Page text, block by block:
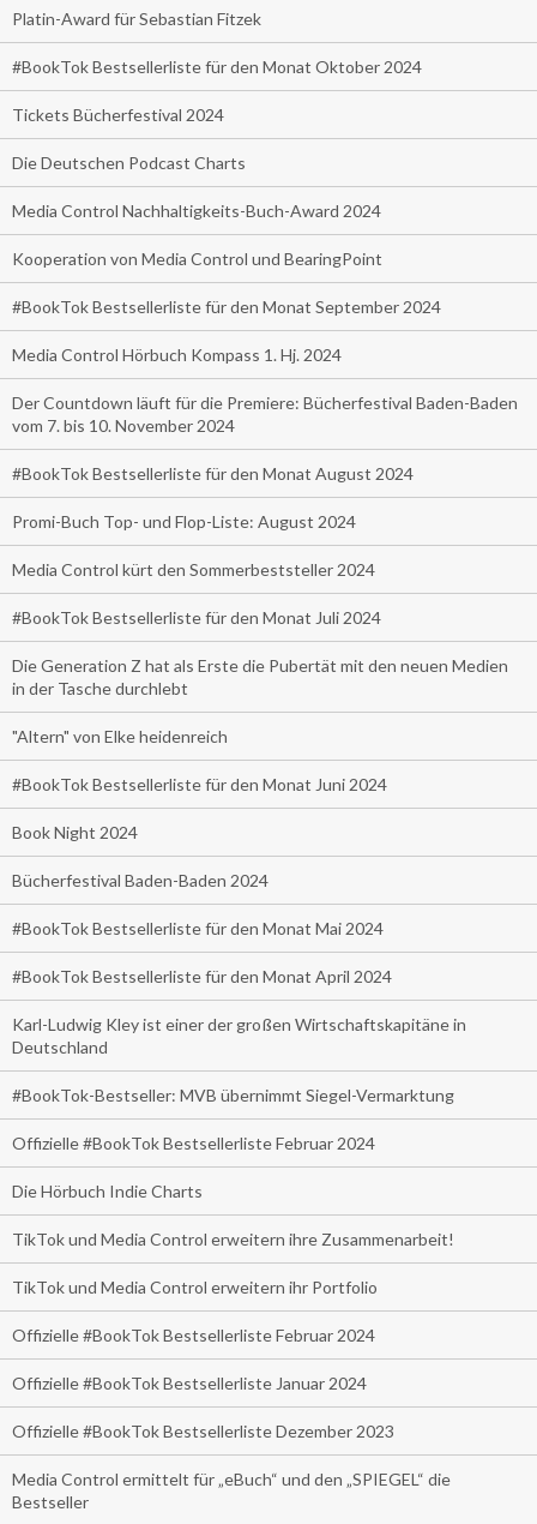
Platin-Award für Sebastian Fitzek
#BookTok Bestsellerliste für den Monat Oktober 2024
Tickets Bücherfestival 2024
Die Deutschen Podcast Charts
Media Control Nachhaltigkeits-Buch-Award 2024
Kooperation von Media Control und BearingPoint
#BookTok Bestsellerliste für den Monat September 2024
Media Control Hörbuch Kompass 1. Hj. 2024
Der Countdown läuft für die Premiere: Bücherfestival Baden-Baden
vom 7. bis 10. November 2024
#BookTok Bestsellerliste für den Monat August 2024
Promi-Buch Top- und Flop-Liste: August 2024
Media Control kürt den Sommerbeststeller 2024
#BookTok Bestsellerliste für den Monat Juli 2024
Die Generation Z hat als Erste die Pubertät mit den neuen Medien
in der Tasche durchlebt
"Altern" von Elke heidenreich
#BookTok Bestsellerliste für den Monat Juni 2024
Book Night 2024
Bücherfestival Baden-Baden 2024
#BookTok Bestsellerliste für den Monat Mai 2024
#BookTok Bestsellerliste für den Monat April 2024
Karl-Ludwig Kley ist einer der großen Wirtschaftskapitäne in
Deutschland
#BookTok-Bestseller: MVB übernimmt Siegel-Vermarktung
Offizielle #BookTok Bestsellerliste Februar 2024
Die Hörbuch Indie Charts
TikTok und Media Control erweitern ihre Zusammenarbeit!
TikTok und Media Control erweitern ihr Portfolio
Offizielle #BookTok Bestsellerliste Februar 2024
Offizielle #BookTok Bestsellerliste Januar 2024
Offizielle #BookTok Bestsellerliste Dezember 2023
Media Control ermittelt für „eBuch“ und den „SPIEGEL“ die
Bestseller